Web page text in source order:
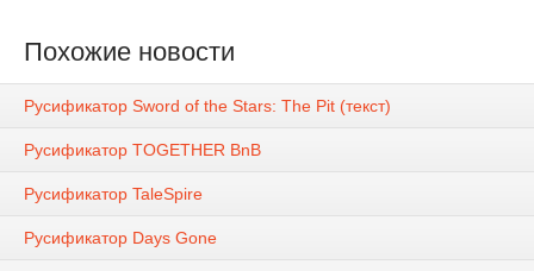
Похожие новости
Русификатор Sword of the Stars: The Pit (текст)
Русификатор TOGETHER BnB
Русификатор TaleSpire
Русификатор Days Gone